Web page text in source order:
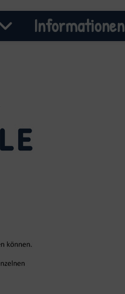
Informationen